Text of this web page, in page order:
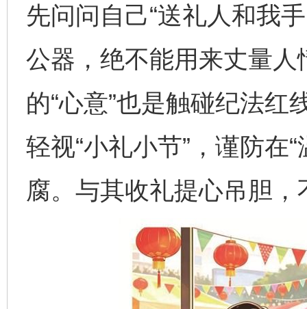
先问问自己“送礼人和我
公器，绝不能用来丈量
的“心意”也是触碰纪法红
轻视“小礼小节”，谨防在
腐。与其收礼提心吊胆